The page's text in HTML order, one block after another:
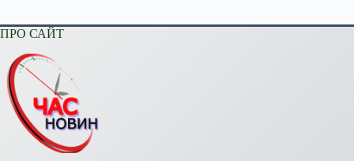
ПРО САЙТ